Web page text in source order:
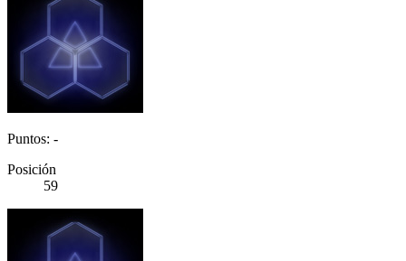
Puntos: -
Posición
59